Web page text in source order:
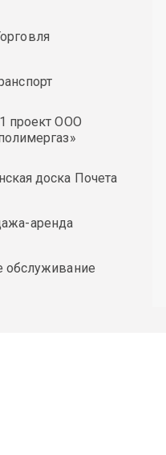
проект ООО
доска Почета
аренда
обслуживание